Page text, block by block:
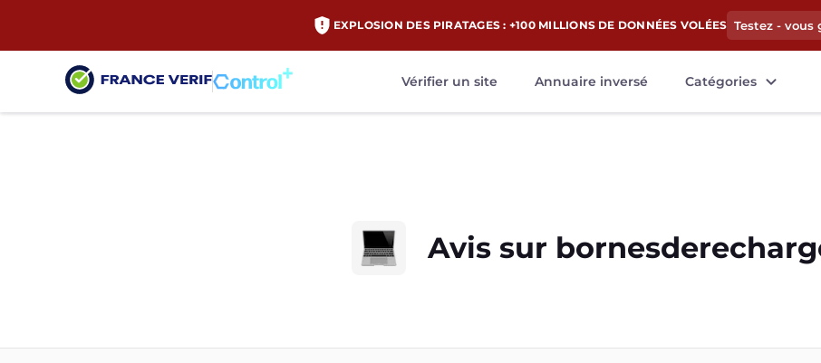
EXPLOSION DES PIRATAGES : +100 MILLIONS DE DONNÉES VOLÉES Testez -
Vérifier un site Annuaire inversé Catégories
Avis sur